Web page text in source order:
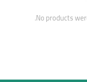
No products